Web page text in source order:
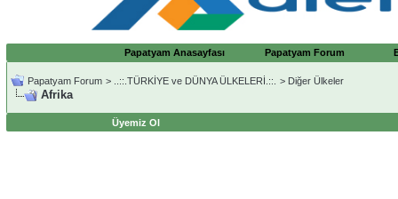
Papatyam Anasayfası Papatyam Forum
Papatyam Forum > ..::.TÜRKİYE ve DÜNYA ÜLKELERİ.::. > Diğer Ülkeler
Afrika
Üyemiz Ol